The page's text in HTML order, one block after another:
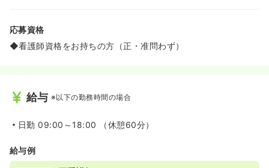
応募資格
◆看護師資格をお持ちの方（正・准問わず）
給与 ※以下の勤務時間の場合
日勤 09:00～18:00 （休憩60分）
給与例